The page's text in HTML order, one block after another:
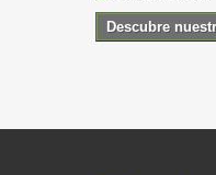
Descubre